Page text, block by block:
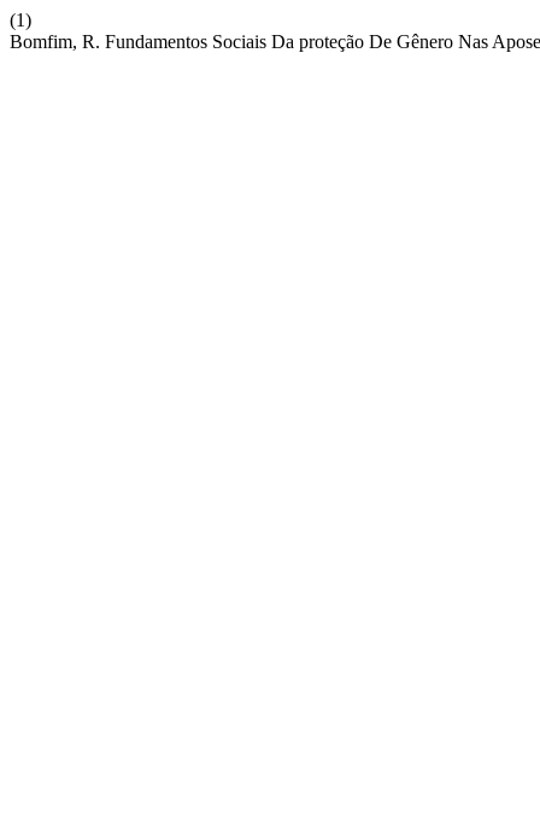
(1)
Bomfim, R. Fundamentos Sociais Da proteção De Gênero Nas